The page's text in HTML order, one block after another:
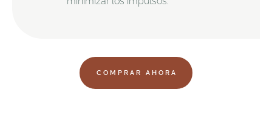
COMPRAR AHORA